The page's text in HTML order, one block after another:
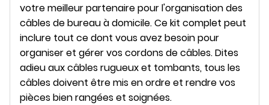
votre meilleur partenaire pour l'organisation des
câbles de bureau à domicile. Ce kit complet peut
inclure tout ce dont vous avez besoin pour
organiser et gérer vos cordons de câbles. Dites
adieu aux câbles rugueux et tombants, tous les
câbles doivent être mis en ordre et rendre vos
pièces bien rangées et soignées.